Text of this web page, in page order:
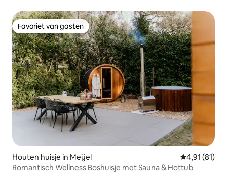
Favoriet van gasten
Favoriet van gasten
Houten huisje in Meijel Gemiddelde
4,91 (81)
Romantisch Wellness Boshuisje met Sauna & Hottub